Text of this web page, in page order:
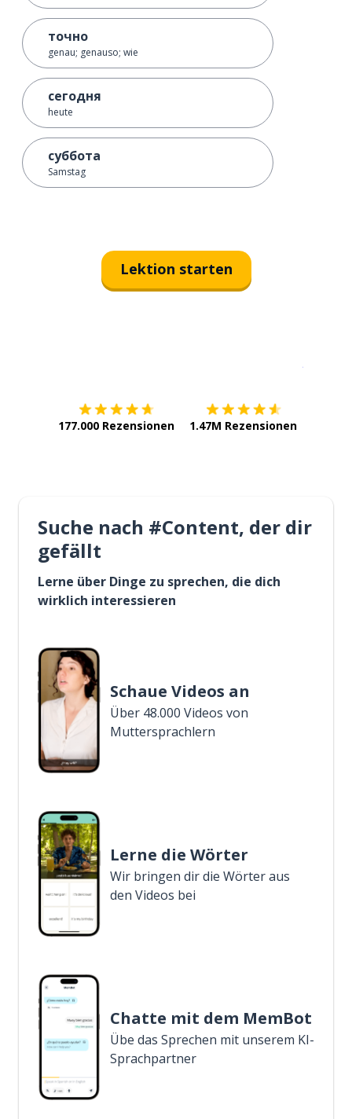
точно
genau; genauso; wie
сегодня
heute
суббота
Samstag
Lektion starten
177.000 Rezensionen 1.47M Rezensionen
Suche nach #Content, der dir
gefällt
Lerne über Dinge zu sprechen, die dich
wirklich interessieren
Schaue Videos an
Über 48.000 Videos von
Muttersprachlern
Lerne die Wörter
Wir bringen dir die Wörter aus
den Videos bei
Chatte mit dem MemBot
Übe das Sprechen mit unserem KI-
Sprachpartner